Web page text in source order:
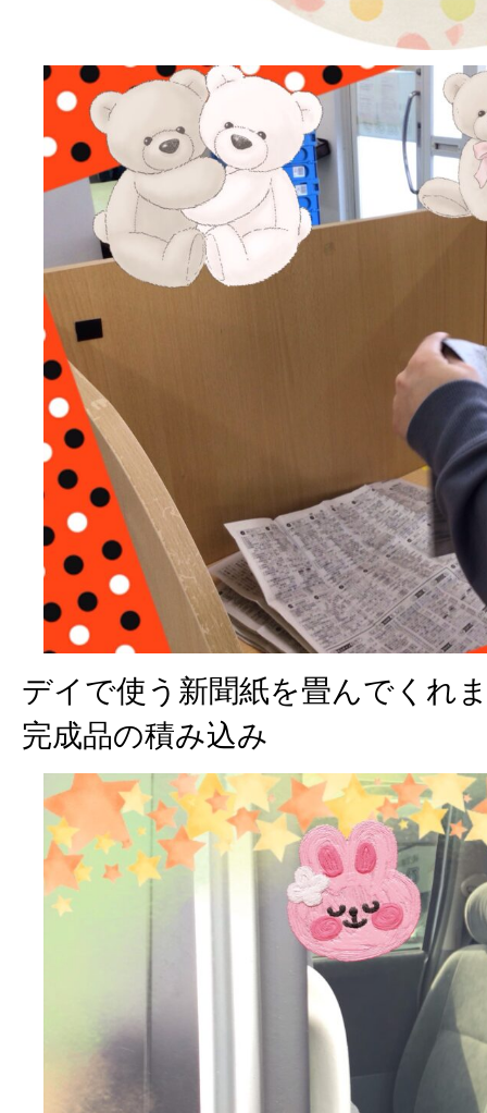
デイで使う新聞紙を畳んでくれ
完成品の積み込み